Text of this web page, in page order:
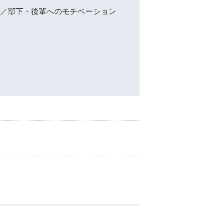
部下・後輩へのモチベーション